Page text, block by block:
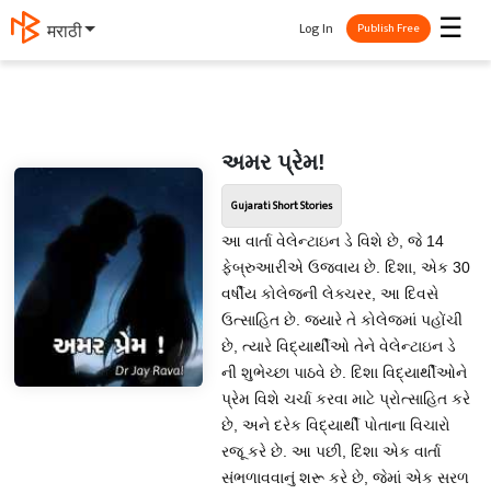
मराठी ☰
Log In Publish Free
અમર પ્રેમ!
Gujarati Short Stories
આ વાર્તા વેલેન્ટાઇન ડે વિશે છે, જે 14
ફેબ્રુઆરીએ ઉજવાય છે. દિશા, એક 30
વર્ષીય કોલેજની લેક્ચરર, આ દિવસે
ઉત્સાહિત છે. જ્યારે તે કોલેજમાં પહોંચી
છે, ત્યારે વિદ્યાર્થીઓ તેને વેલેન્ટાઇન ડે
ની શુભેચ્છા પાઠવે છે. દિશા વિદ્યાર્થીઓને
પ્રેમ વિશે ચર્ચા કરવા માટે પ્રોત્સાહિત કરે
છે, અને દરેક વિદ્યાર્થી પોતાના વિચારો
રજૂ કરે છે. આ પછી, દિશા એક વાર્તા
સંભળાવવાનું શરૂ કરે છે, જેમાં એક સરળ